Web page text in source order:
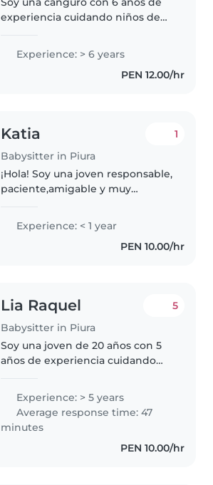
experiencia cuidando niños de
hasta niños en edad escolar. Soy
responsable, amigable y muy
paciente. Además de cuidar a..
Experience: > 6 years
PEN 12.00/hr
Katia
Babysitter in Piura
1
¡Hola! Soy una joven responsable,
paciente,amigable y muy
pequeños. Tengo experiencia
con bebés, niños en edad
preescolar y en edad de
Experience: < 1 year
PEN 10.00/hr
Lia Raquel
Babysitter in Piura
5
Soy una joven de 20 años con 5
años de experiencia cuidando
incluyendo bebés, niños
pequeños, preescolares,
escolares y adolescentes. Tengo
formación en..
Experience: > 5 years
Average response time: 47
minutes
PEN 10.00/hr